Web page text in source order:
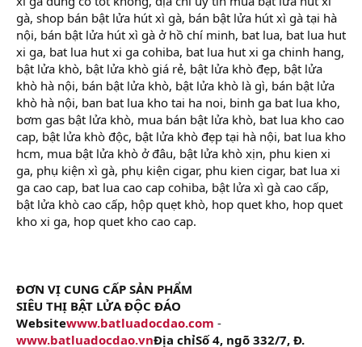
gà, shop bán bật lửa hút xì gà, bán bật lửa hút xì gà tại hà
nội, bán bật lửa hút xì gà ở hồ chí minh, bat lua, bat lua hut
xi ga, bat lua hut xi ga cohiba, bat lua hut xi ga chinh hang,
bật lửa khò, bật lửa khò giá rẻ, bật lửa khò đẹp, bật lửa
khò hà nội, bán bật lửa khò, bật lửa khò là gì, bán bật lửa
khò hà nội, ban bat lua kho tai ha noi, binh ga bat lua kho,
bơm gas bật lửa khò, mua bán bật lửa khò, bat lua kho cao
cap, bật lửa khò độc, bật lửa khò đẹp tại hà nội, bat lua kho
hcm, mua bật lửa khò ở đâu, bật lửa khò xịn, phu kien xi
ga, phụ kiện xì gà, phụ kiện cigar, phu kien cigar, bat lua xi
ga cao cap, bat lua cao cap cohiba, bật lửa xì gà cao cấp,
bật lửa khò cao cấp, hộp quẹt khò, hop quet kho, hop quet
kho xi ga, hop quet kho cao cap.
ĐƠN VỊ CUNG CẤP SẢN PHẨM
SIÊU THỊ BẬT LỬA ĐỘC ĐÁO
Websitewww.batluadocdao.com -
www.batluadocdao.vnĐịa chỉSố 4, ngõ 332/7, Đ.